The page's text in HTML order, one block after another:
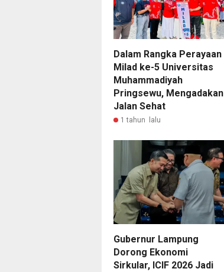
Dalam Rangka Perayaan
Milad ke-5 Universitas
Muhammadiyah
Pringsewu, Mengadakan
Jalan Sehat
1 tahun lalu
Gubernur Lampung
Dorong Ekonomi
Sirkular, ICIF 2026 Jadi